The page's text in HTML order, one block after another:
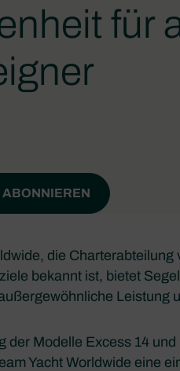
für
ABONNIEREN
die
bekannt ist, bietet
Leistung
der Modelle Excess 14
Yacht Worldwide eine